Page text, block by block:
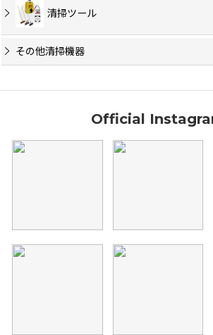
清掃ツール
その他清掃機器
Official